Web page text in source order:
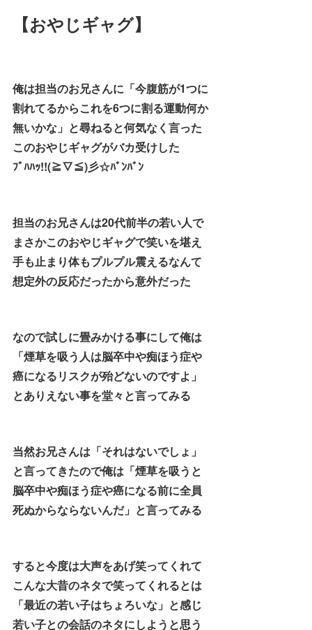
【おやじギャグ】
俺は担当のお兄さんに「今腹筋が1つに
割れてるからこれを6つに割る運動何か
無いかな」と尋ねると何気なく言った
このおやじギャグがバカ受けした
ﾌﾞﾊﾊｯ!!(≧▽≦)彡☆ﾊﾞﾝﾊﾞﾝ
担当のお兄さんは20代前半の若い人で
まさかこのおやじギャグで笑いを堪え
手も止まり体もプルプル震えるなんて
想定外の反応だったから意外だった
なので試しに畳みかける事にして俺は
「煙草を吸う人は脳卒中や痴ほう症や
癌になるリスクが殆どないのですよ」
とありえない事を堂々と言ってみる
当然お兄さんは「それはないでしょ」
と言ってきたので俺は「煙草を吸うと
脳卒中や痴ほう症や癌になる前に全員
死ぬからならないんだ」と言ってみる
すると今度は大声をあげ笑ってくれて
こんな大昔のネタで笑ってくれるとは
「最近の若い子はちょろいな」と感じ
若い子との会話のネタにしようと思う